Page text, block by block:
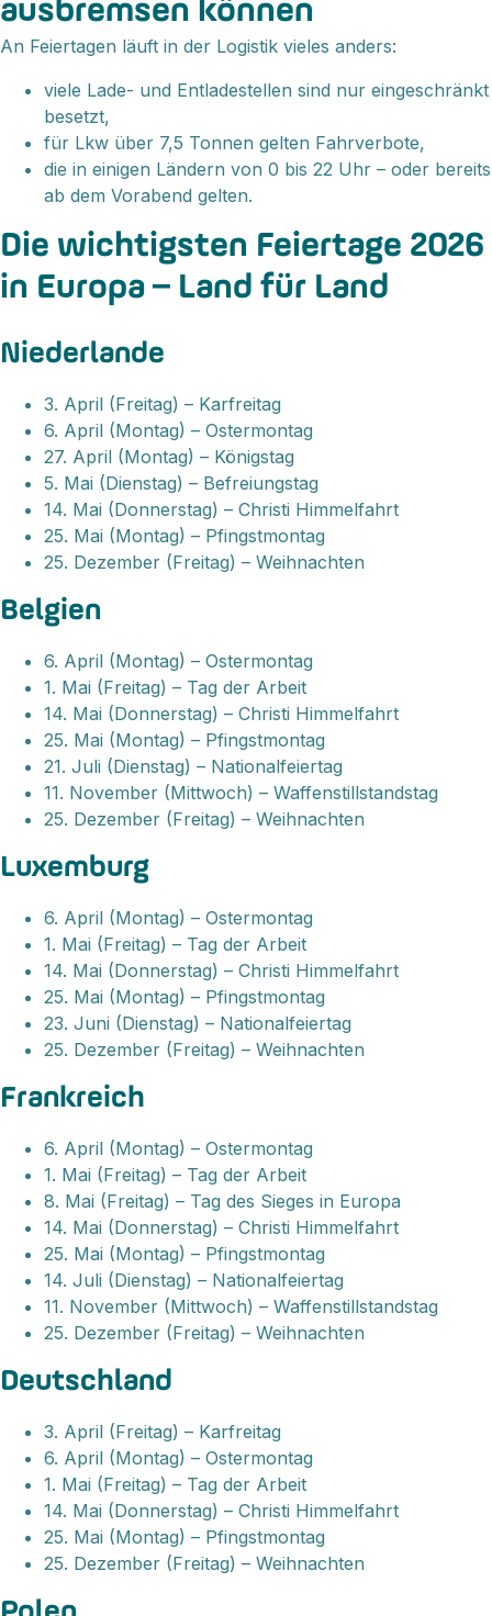
ausbremsen können
An Feiertagen läuft in der Logistik vieles anders:
viele Lade- und Entladestellen sind nur eingeschränkt
besetzt,
für Lkw über 7,5 Tonnen gelten Fahrverbote,
die in einigen Ländern von 0 bis 22 Uhr – oder bereits
ab dem Vorabend gelten.
Die wichtigsten Feiertage 2026
in Europa – Land für Land
Niederlande
3. April (Freitag) – Karfreitag
6. April (Montag) – Ostermontag
27. April (Montag) – Königstag
5. Mai (Dienstag) – Befreiungstag
14. Mai (Donnerstag) – Christi Himmelfahrt
25. Mai (Montag) – Pfingstmontag
25. Dezember (Freitag) – Weihnachten
Belgien
6. April (Montag) – Ostermontag
1. Mai (Freitag) – Tag der Arbeit
14. Mai (Donnerstag) – Christi Himmelfahrt
25. Mai (Montag) – Pfingstmontag
21. Juli (Dienstag) – Nationalfeiertag
11. November (Mittwoch) – Waffenstillstandstag
25. Dezember (Freitag) – Weihnachten
Luxemburg
6. April (Montag) – Ostermontag
1. Mai (Freitag) – Tag der Arbeit
14. Mai (Donnerstag) – Christi Himmelfahrt
25. Mai (Montag) – Pfingstmontag
23. Juni (Dienstag) – Nationalfeiertag
25. Dezember (Freitag) – Weihnachten
Frankreich
6. April (Montag) – Ostermontag
1. Mai (Freitag) – Tag der Arbeit
8. Mai (Freitag) – Tag des Sieges in Europa
14. Mai (Donnerstag) – Christi Himmelfahrt
25. Mai (Montag) – Pfingstmontag
14. Juli (Dienstag) – Nationalfeiertag
11. November (Mittwoch) – Waffenstillstandstag
25. Dezember (Freitag) – Weihnachten
Deutschland
3. April (Freitag) – Karfreitag
6. April (Montag) – Ostermontag
1. Mai (Freitag) – Tag der Arbeit
14. Mai (Donnerstag) – Christi Himmelfahrt
25. Mai (Montag) – Pfingstmontag
25. Dezember (Freitag) – Weihnachten